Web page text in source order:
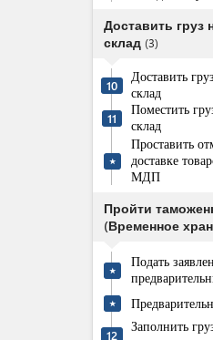
Доставить груз
склад (3)
10
Доставить
склад
11
Поместить
склад
★
Проставить
доставке
МДП
Пройти
(Временное
★
Подать
★
12
Заполнить